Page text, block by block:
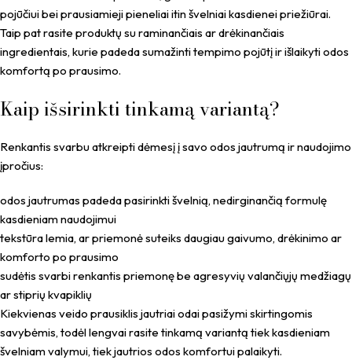
pojūčiui bei prausiamieji pieneliai itin švelniai kasdienei priežiūrai.
Taip pat rasite produktų su raminančiais ar drėkinančiais
ingredientais, kurie padeda sumažinti tempimo pojūtį ir išlaikyti odos
komfortą po prausimo.
Kaip išsirinkti tinkamą variantą?
Renkantis svarbu atkreipti dėmesį į savo odos jautrumą ir naudojimo
įpročius:
odos jautrumas padeda pasirinkti švelnią, nedirginančią formulę
kasdieniam naudojimui
tekstūra lemia, ar priemonė suteiks daugiau gaivumo, drėkinimo ar
komforto po prausimo
sudėtis svarbi renkantis priemonę be agresyvių valančiųjų medžiagų
ar stiprių kvapiklių
Kiekvienas veido prausiklis jautriai odai pasižymi skirtingomis
savybėmis, todėl lengvai rasite tinkamą variantą tiek kasdieniam
švelniam valymui, tiek jautrios odos komfortui palaikyti.